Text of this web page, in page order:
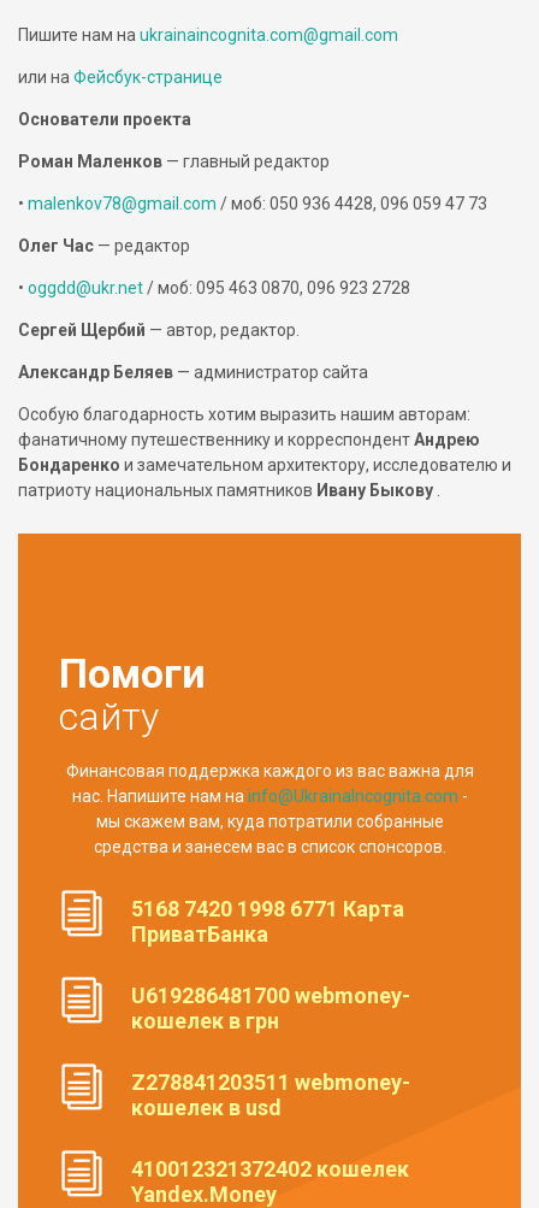
Пишите нам на ukrainaincognita.com@gmail.com
или на Фейсбук-странице
Основатели проекта
Роман Маленков — главный редактор
• malenkov78@gmail.com / моб: 050 936 4428, 096 059 47 73
Олег Час — редактор
• oggdd@ukr.net/ моб: 095 463 0870, 096 923 2728
Сергей Щербий — автор, редактор.
Александр Беляев — администратор сайта
Особую благодарность хотим выразить нашим авторам:
фанатичному путешественнику и корреспондентАндрею
Бондаренко и замечательном архитектору, исследователю и
патриоту национальных памятников Ивану Быкову
Помоги
сайту
Финансовая поддержка каждого из вас важна для
нас. Напишите нам на info@UkrainaIncognita.com -
мы скажем вам, куда потратили собранные
средства и занесем вас в список спонсоров.
5168 7420 1998 6771 Карта
ПриватБанка
U619286481700 webmoney-
кошелек в грн
Z278841203511 webmoney-
кошелек в usd
410012321372402 кошелек
Yandex.Money